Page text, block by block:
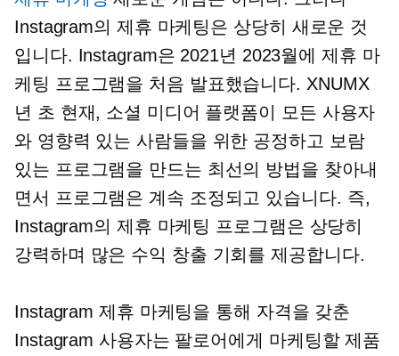
Instagram의 제휴 마케팅은 상당히 새로운 것
입니다. Instagram은 2021년 2023월에 제휴 마
케팅 프로그램을 처음 발표했습니다. XNUMX
년 초 현재, 소셜 미디어 플랫폼이 모든 사용자
와 영향력 있는 사람들을 위한 공정하고 보람
있는 프로그램을 만드는 최선의 방법을 찾아내
면서 프로그램은 계속 조정되고 있습니다. 즉,
Instagram의 제휴 마케팅 프로그램은 상당히
강력하며 많은 수익 창출 기회를 제공합니다.
Instagram 제휴 마케팅을 통해 자격을 갖춘
Instagram 사용자는 팔로어에게 마케팅할 제품